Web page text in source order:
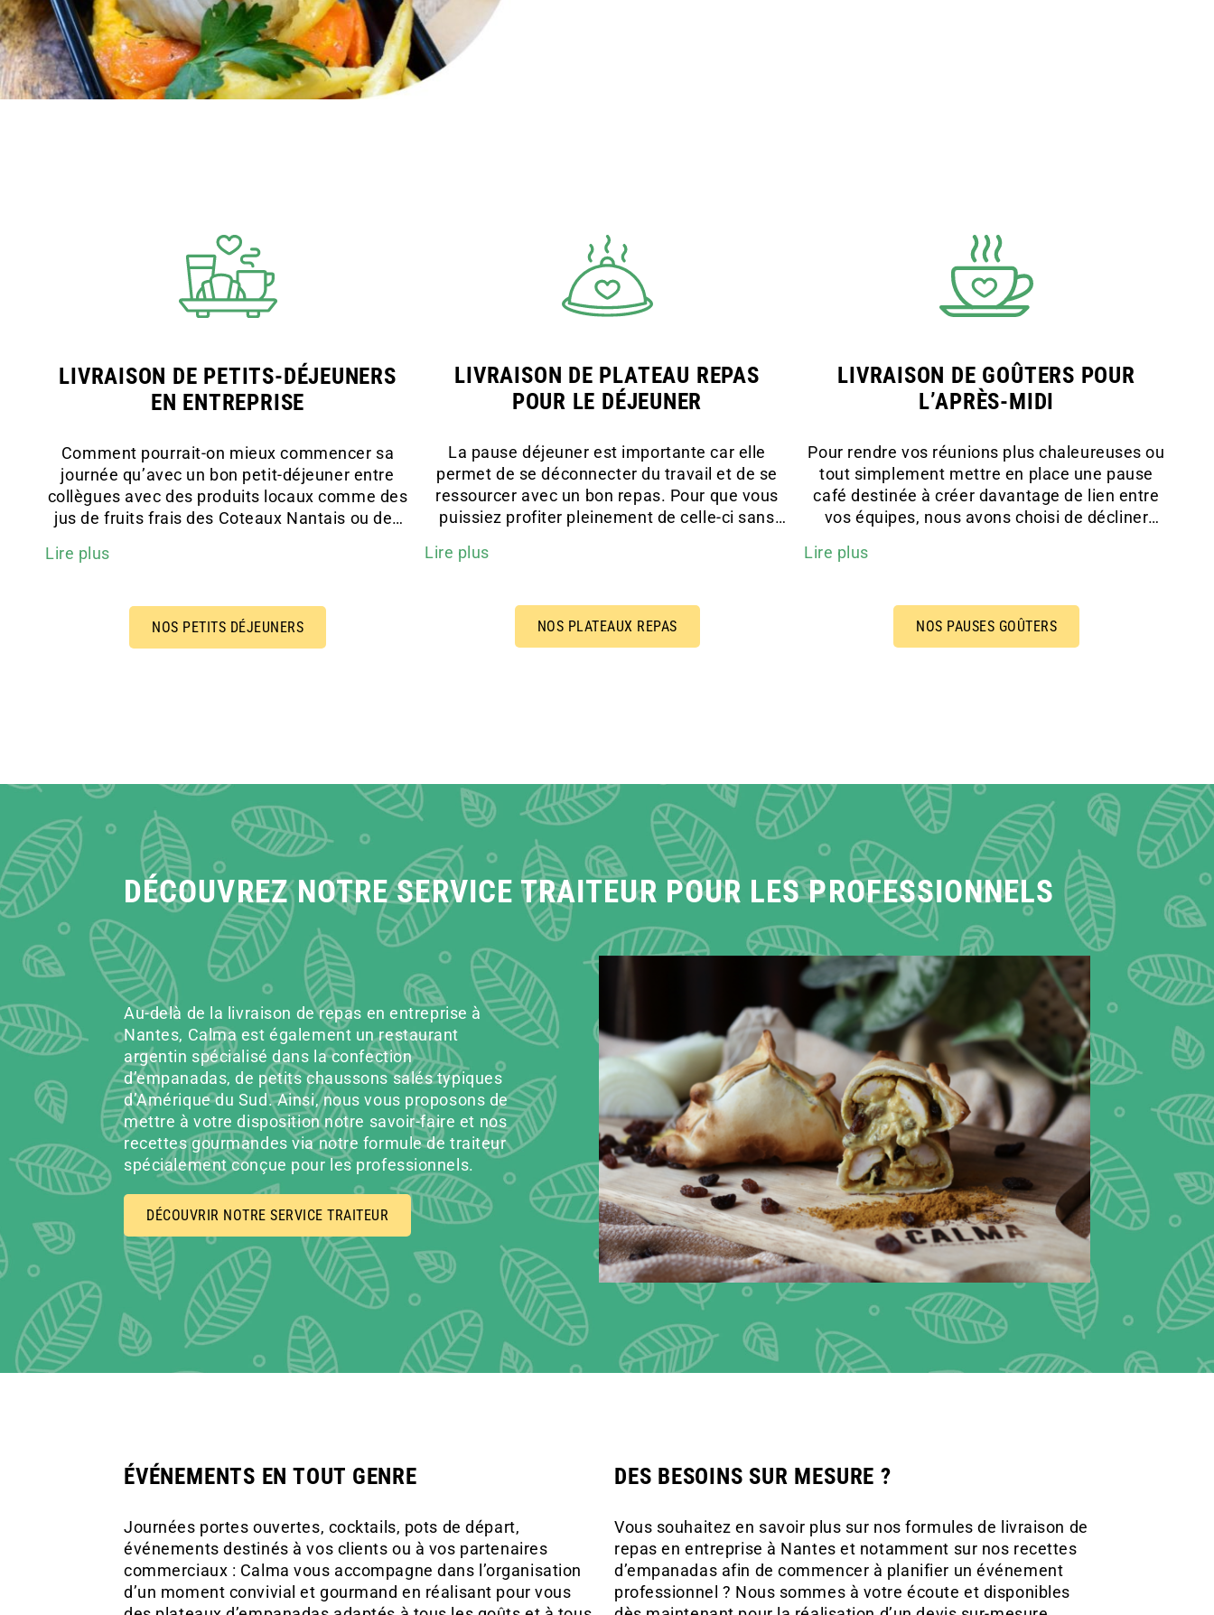
LIVRAISON DE PETITS-DÉJEUNERS
EN ENTREPRISE
Comment pourrait-on mieux commencer sa
journée qu’avec un bon petit-déjeuner entre
collègues avec des produits locaux comme des
jus de fruits frais des Coteaux Nantais ou des
notre formule de
chaudes, des crèmes et du sucre, des jus de
fruit, de l’eau et des viennoiseries faites maison
pour seulement 5,90 € HT. Une formule
Lire plus
NOS PETITS DÉJEUNERS
LIVRAISON DE PLATEAU REPAS
POUR LE DÉJEUNER
La pause déjeuner est importante car elle
permet de se déconnecter du travail et de se
ressourcer avec un bon repas. Pour que vous
puissiez profiter pleinement de celle-ci sans
nous vous proposons d’opter pour la livraison
formule de livraison de plateau repas, vous
pourrez choisir un déjeuner qui vous plaît,
cuisiné à base de produits frais et locaux. Livré
Lire plus
NOS PLATEAUX REPAS
LIVRAISON DE GOÛTERS POUR
L’APRÈS-MIDI
Pour rendre vos réunions plus chaleureuses ou
tout simplement mettre en place une pause
café destinée à créer davantage de lien entre
vos équipes, nous avons choisi de décliner
Nantes avec une formule de
chaudes, de l’eau, des jus de fruits, des fruits
frais et des mignardises BY Calma, cette
formule à 6,50€ HT est idéale pour une pause
Lire plus
NOS PAUSES GOÛTERS
DÉCOUVREZ NOTRE SERVICE TRAITEUR POUR LES PROFESSIONNELS
Au-delà de la livraison de repas en entreprise à
Nantes, Calma est également un restaurant
argentin spécialisé dans la confection
d’empanadas, de petits chaussons salés typiques
d’Amérique du Sud. Ainsi, nous vous proposons de
mettre à votre disposition notre savoir-faire et nos
recettes gourmandes via notre formule de traiteur
spécialement conçue pour les professionnels.
DÉCOUVRIR NOTRE SERVICE TRAITEUR
ÉVÉNEMENTS EN TOUT GENRE
Journées portes ouvertes, cocktails, pots de départ,
événements destinés à vos clients ou à vos partenaires
commerciaux : Calma vous accompagne dans l’organisation
d’un moment convivial et gourmand en réalisant pour vous
DES BESOINS SUR MESURE ?
Vous souhaitez en savoir plus sur nos formules de livraison de
repas en entreprise à Nantes et notamment sur nos recettes
d’empanadas afin de commencer à planifier un événement
professionnel ? Nous sommes à votre écoute et disponibles